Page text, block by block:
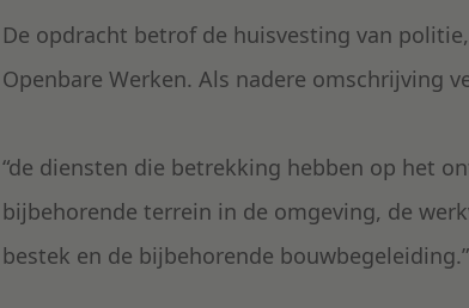
De opdracht betrof de huisvesting van
Openbare Werken. Als nadere omschrijving
“de diensten die betrekking hebben op het
bijbehorende terrein in de omgeving, de
bestek en de bijbehorende bouwbegeleiding.”